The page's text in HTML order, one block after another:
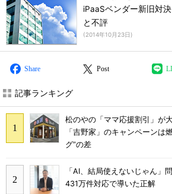
iPaaSベンダー新旧対
と不評
(2014年10月23日)
Share Post
記事ランキング
松のやの「ママ応援割引」が
「吉野家」のキャンペーンは
グ”の差
「AI、結局使えないじゃん
431万件対応で導いた正解